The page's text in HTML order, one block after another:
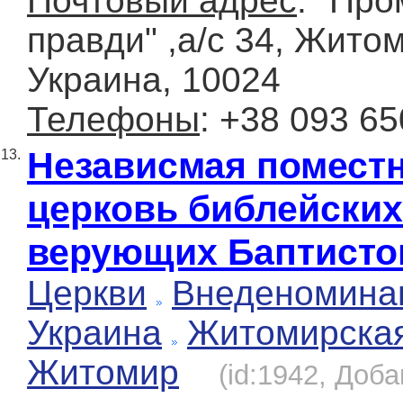
правди" ,а/с 34,
Украина, 10024
Телефоны: +38 093
13. Независмая
церковь библейских
верующих
Церкви
Украина
Житомир
(id:1942,